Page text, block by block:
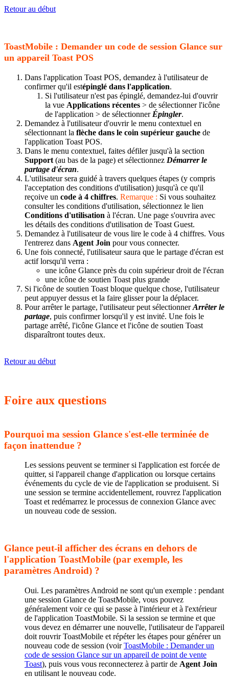
Retour au début
ToastMobile : Demander un code de session Glance sur
un appareil Toast POS
Dans l'application Toast POS, demandez à l'utilisateur de
confirmer qu'il estépinglé dans l'application.
Si l'utilisateur n'est pas épinglé, demandez-lui d'ouvrir
la vue Applications récentes > de sélectionner l'icône
de l'application > de sélectionner Épingler.
Demandez à l'utilisateur d'ouvrir le menu contextuel en
sélectionnant la flèche dans le coin supérieur gauche de
l'application Toast POS.
Dans le menu contextuel, faites défiler jusqu'à la section
Support (au bas de la page) et sélectionnez Démarrer le
partage d'écran.
L'utilisateur sera guidé à travers quelques étapes (y compris
l'acceptation des conditions d'utilisation) jusqu'à ce qu'il
reçoive un code à 4 chiffres. Remarque : Si vous souhaitez
consulter les conditions d'utilisation, sélectionnez le lien
Conditions d'utilisation à l'écran. Une page s'ouvrira avec
les détails des conditions d'utilisation de Toast Guest.
Demandez à l'utilisateur de vous lire le code à 4 chiffres. Vous
l'entrerez dans Agent Join pour vous connecter.
Une fois connecté, l'utilisateur saura que le partage d'écran est
actif lorsqu'il verra :
une icône Glance près du coin supérieur droit de l'écran
une icône de soutien Toast plus grande
Si l'icône de soutien Toast bloque quelque chose, l'utilisateur
peut appuyer dessus et la faire glisser pour la déplacer.
Pour arrêter le partage, l'utilisateur peut sélectionnerArrêter le
partage, puis confirmer lorsqu'il y est invité. Une fois le
partage arrêté, l'icône Glance et l'icône de soutien Toast
disparaîtront toutes deux.
Retour au début
Foire aux questions
Pourquoi ma session Glance s'est-elle terminée de
façon inattendue ?
Les sessions peuvent se terminer si l'application est forcée de
quitter, si l'appareil change d'application ou lorsque certains
événements du cycle de vie de l'application se produisent. Si
une session se termine accidentellement, rouvrez l'application
Toast et redémarrez le processus de connexion Glance avec
un nouveau code de session.
Glance peut-il afficher des écrans en dehors de
l'application ToastMobile (par exemple, les
paramètres Android) ?
Oui. Les paramètres Android ne sont qu'un exemple : pendant
une session Glance de ToastMobile, vous pouvez
généralement voir ce qui se passe à l'intérieur et à l'extérieur
de l'application ToastMobile. Si la session se termine et que
vous devez en démarrer une nouvelle, l'utilisateur de l'appareil
doit rouvrir ToastMobile et répéter les étapes pour générer un
nouveau code de session (voirToastMobile : Demander un
code de session Glance sur un appareil de point de vente
Toast), puis vous vous reconnecterez à partir de Agent Join
en utilisant le nouveau code.